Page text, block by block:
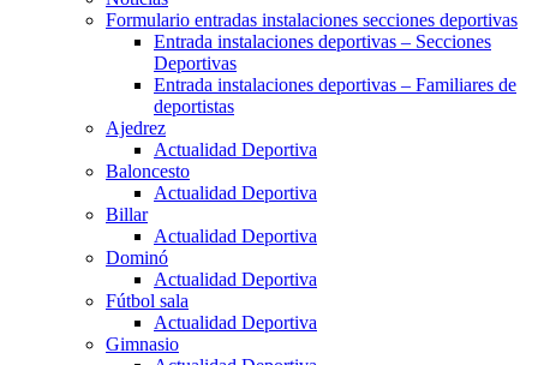
Formulario entradas instalaciones secciones deportivas
Entrada instalaciones deportivas – Secciones
Deportivas
Entrada instalaciones deportivas – Familiares de
deportistas
Ajedrez
Actualidad Deportiva
Baloncesto
Actualidad Deportiva
Billar
Actualidad Deportiva
Dominó
Actualidad Deportiva
Fútbol sala
Actualidad Deportiva
Gimnasio